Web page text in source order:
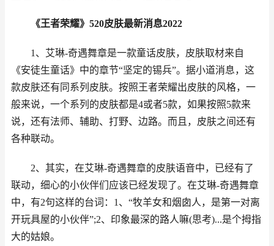
《王者荣耀》520皮肤最新消息2022
1、艾琳-奇遇舞章是一款童话皮肤，皮肤取材来自
《安徒生童话》中的章节“坚定的锡兵”。据小道消息，这
款皮肤还有同系列皮肤。按照王者荣耀出皮肤的风格，一
般来说，一个系列的皮肤都是4或者5款，如果按照5款来
说，还有法师、辅助、打野、边路。而且，皮肤之间还有
各种联动。
2、其实，在艾琳-奇遇舞章的皮肤语音中，已经有了
联动，细心的小伙伴们应该已经发现了。在艾琳-奇遇舞章
中，有2句这样的台词：1、“牧羊女和烟囱人，是第一对离
开玩具屋的小伙伴”;2、印象最深的路人嘛(思考)...是个拇指
大的姑娘。